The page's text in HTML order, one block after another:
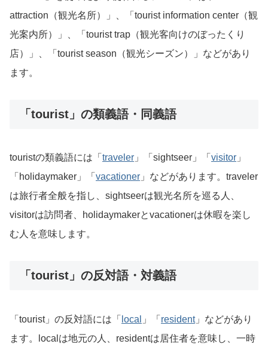
attraction（観光名所）」、「tourist information center（観
光案内所）」、「tourist trap（観光客向けのぼったくり
店）」、「tourist season（観光シーズン）」などがあり
ます。
「tourist」の類義語・同義語
touristの類義語には「 traveler 」「sightseer」「 visitor 」
「holidaymaker」「 vacationer 」などがあります。traveler
は旅行者全般を指し、sightseerは観光名所を巡る人、
visitorは訪問者、holidaymakerとvacationerは休暇を楽し
む人を意味します。
「tourist」の反対語・対義語
「tourist」の反対語には「 local 」「 resident」などがあり
ます。localは地元の人、residentは居住者を意味し、一時